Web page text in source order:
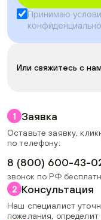
Принимаю
Или свяжитесь с
1 Заявка
Оставьте заявку,
по телефону:
8 (800) 600-43-
звонок по РФ
2 Консультация
Наш специалист
пожелания, определит